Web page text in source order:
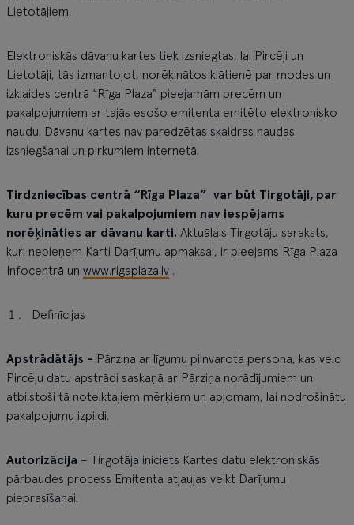
Lietotājiem.
Elektroniskās dāvanu kartes tiek izsniegtas, lai Pircēji un
Lietotāji, tās izmantojot, norēķinātos klātienē par modes un
izklaides centrā “Rīga Plaza” pieejamām precēm un
pakalpojumiem ar tajās esošo emitenta emitēto elektronisko
naudu. Dāvanu kartes nav paredzētas skaidras naudas
izsniegšanai un pirkumiem internetā.
Tirdzniecības centrā “Rīga Plaza” var būt Tirgotāji, par
kuru precēm vai pakalpojumiem nav iespējams
norēķināties ar dāvanu karti. Aktuālais Tirgotāju saraksts,
kuri nepieņem Karti Darījumu apmaksai, ir pieejams Rīga Plaza
Infocentrā un www.rigaplaza.lv .
Definīcijas
Apstrādātājs - Pārziņa ar līgumu pilnvarota persona, kas veic
Pircēju datu apstrādi saskaņā ar Pārziņa norādījumiem un
atbilstoši tā noteiktajiem mērķiem un apjomam, lai nodrošinātu
pakalpojumu izpildi.
Autorizācija – Tirgotāja iniciēts Kartes datu elektroniskās
pārbaudes process Emitenta atļaujas veikt Darījumu
pieprasīšanai.